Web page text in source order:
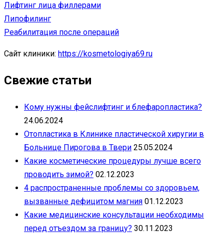
Лифтинг лица филлерами
Липофилинг
Реабилитация после операций
Сайт клиники: https://kosmetologiya69.ru
Свежие статьи
Кому нужны фейслифтинг и блефаропластика?
24.06.2024
Отопластика в Клинике пластической хиругии в
Больнице Пирогова в Твери 25.05.2024
Какие косметические процедуры лучше всего
проводить зимой? 02.12.2023
4 распространенные проблемы со здоровьем,
вызванные дефицитом магния 01.12.2023
Какие медицинские консультации необходимы
перед отъездом за границу? 30.11.2023